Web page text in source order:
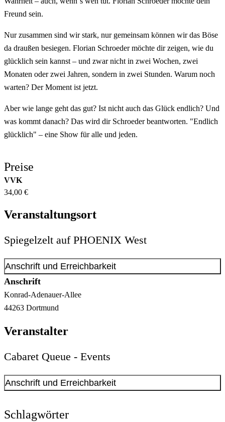
Freund sein.
Nur zusammen sind wir stark, nur gemeinsam können wir das Böse
da draußen besiegen. Florian Schroeder möchte dir zeigen, wie du
glücklich sein kannst – und zwar nicht in zwei Wochen, zwei
Monaten oder zwei Jahren, sondern in zwei Stunden. Warum noch
warten? Der Moment ist jetzt.
Aber wie lange geht das gut? Ist nicht auch das Glück endlich? Und
was kommt danach? Das wird dir Schroeder beantworten. "Endlich
glücklich" – eine Show für alle und jeden.
Preise
VVK
34,00 €
Veranstaltungsort
Spiegelzelt auf PHOENIX West
Anschrift und Erreichbarkeit
Anschrift
Konrad-Adenauer-Allee
44263 Dortmund
Veranstalter
Cabaret Queue - Events
Anschrift und Erreichbarkeit
Anschrift
Schlagwörter